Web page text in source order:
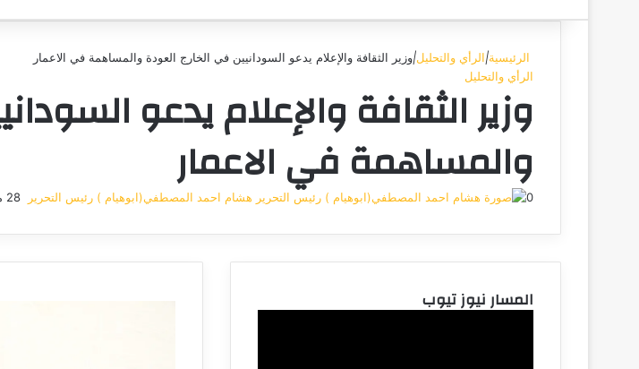
الرئيسية|الرأي والتحليل|وزير الثقافة والإعلام يدعو السودانيين في الخارج العودة والمساهمة في الاعمار
الرأي والتحليل
وزير الثقافة والإعلام يدعو
والمساهمة في الاعمار
هشام احمد المصطفي(ابوهيام ) رئيس التحرير 28 مارس، 2025 0
المسار نيوز تيوب